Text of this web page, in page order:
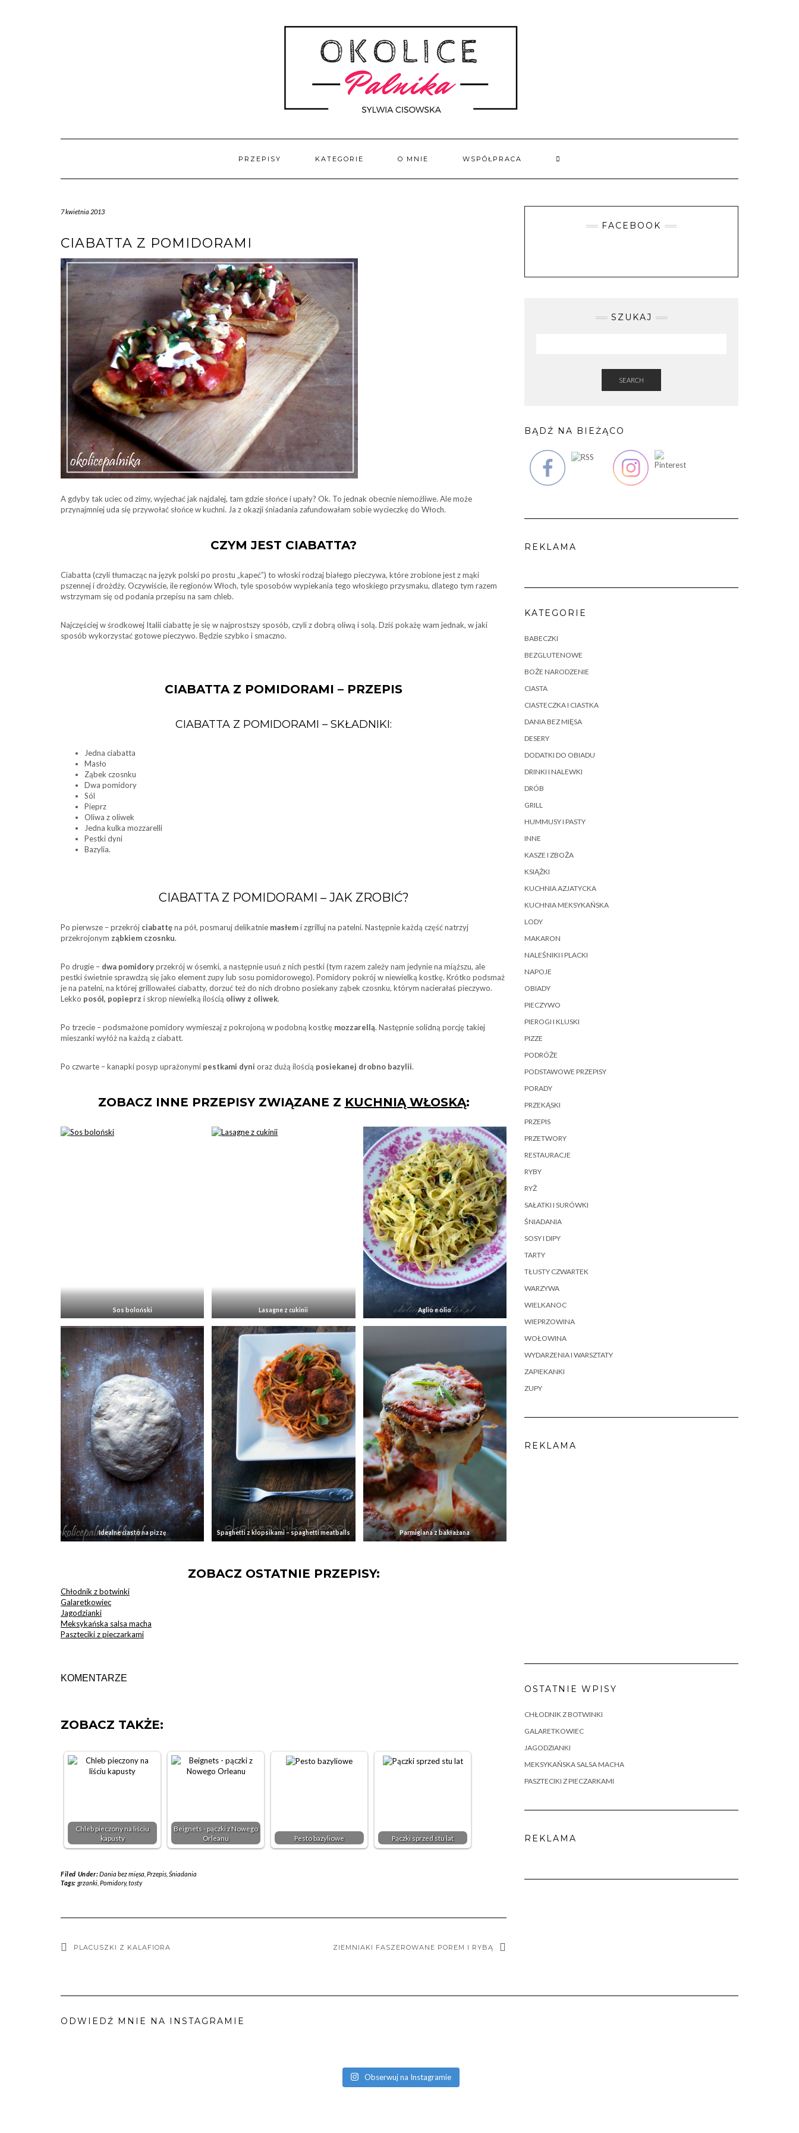
PRZEPISY KATEGORIE O MNIE WSPÓŁPRACA
7 kwietnia 2013
CIABATTA Z POMIDORAMI
A gdyby tak uciec od zimy, wyjechać jak najdalej, tam gdzie słońce i upały? Ok. To jednak obecnie niemożliwe. Ale może
przynajmniej uda się przywołać słońce w kuchni. Ja z okazji śniadania zafundowałam sobie wycieczkę do Włoch.
CZYM JEST CIABATTA?
Ciabatta (czyli tłumacząc na język polski po prostu „kapeć”) to włoski rodzaj białego pieczywa, które zrobione jest z mąki
pszennej i drożdży. Oczywiście, ile regionów Włoch, tyle sposobów wypiekania tego włoskiego przysmaku, dlatego tym razem
wstrzymam się od podania przepisu na sam chleb.
Najczęściej w środkowej Italii ciabattę je się w najprostszy sposób, czyli z dobrą oliwą i solą. Dziś pokażę wam jednak, w jaki
sposób wykorzystać gotowe pieczywo. Będzie szybko i smaczno.
CIABATTA Z POMIDORAMI – PRZEPIS
CIABATTA Z POMIDORAMI – SKŁADNIKI:
Jedna ciabatta
Masło
Ząbek czosnku
Dwa pomidory
Sól
Pieprz
Oliwa z oliwek
Jedna kulka mozzarelli
Pestki dyni
Bazylia.
CIABATTA Z POMIDORAMI – JAK ZROBIĆ?
Po pierwsze – przekrój ciabattęna pół, posmaruj delikatnie masłemi zgrilluj na patelni. Następnie każdą część natrzyj
przekrojonym ząbkiem czosnku.
Po drugie – dwa pomidoryprzekrój w ósemki, a następnie usuń z nich pestki (tym razem zależy nam jedynie na miąższu, ale
pestki świetnie sprawdzą się jako element zupy lub sosu pomidorowego). Pomidory pokrój w niewielką kostkę. Krótko podsmaż
je na patelni, na której grillowałeś ciabatty, dorzuć też do nich drobno posiekany ząbek czosnku, którym nacierałaś pieczywo.
Lekko posól, popieprz i skrop niewielką ilością oliwy z oliwek.
Po trzecie – podsmażone pomidory wymieszaj z pokrojoną w podobną kostkę mozzarellą. Następnie solidną porcję takiej
mieszanki wyłóż na każdą z ciabatt.
Po czwarte – kanapki posyp uprażonymi pestkami dyni oraz dużą ilością posiekanej drobno bazylii.
ZOBACZ INNE PRZEPISY ZWIĄZANE Z KUCHNIĄ WŁOSKĄ:
Sos boloński Lasagne z cukinii Aglio e olio
Idealne ciasto na pizzę Spaghetti z klopsikami – spaghetti meatballs Parmigiana z bakłażana
ZOBACZ OSTATNIE PRZEPISY:
Chłodnik z botwinki
Galaretkowiec
Jagodzianki
Meksykańska salsa macha
Paszteciki z pieczarkami
KOMENTARZE
ZOBACZ TAKŻE:
Chleb pieczony na liściu
kapusty
Beignets - pączki z Nowego
Orleanu
Pesto bazyliowe Pączki sprzed stu lat
Filed Under:Dania bez mięsa Przepis, Śniadania
Tags: grzanki, Pomidory,tosty
PLACUSZKI Z KALAFIORA ZIEMNIAKI FASZEROWANE POREM I RYBĄ
FACEBOOK
SZUKAJ
SEARCH
BĄDŹ NA BIEŻĄCO
REKLAMA
KATEGORIE
BABECZKI
BEZGLUTENOWE
BOŻE NARODZENIE
CIASTA
CIASTECZKA I CIASTKA
DANIA BEZ MIĘSA
DESERY
DODATKI DO OBIADU
DRINKI I NALEWKI
DRÓB
GRILL
HUMMUSY I PASTY
INNE
KASZE I ZBOŻA
KSIĄŻKI
KUCHNIA AZJATYCKA
KUCHNIA MEKSYKAŃSKA
LODY
MAKARON
NALEŚNIKI I PLACKI
NAPOJE
OBIADY
PIECZYWO
PIEROGI I KLUSKI
PIZZE
PODRÓŻE
PODSTAWOWE PRZEPISY
PORADY
PRZEKĄSKI
PRZEPIS
PRZETWORY
RESTAURACJE
RYBY
RYŻ
SAŁATKI I SURÓWKI
ŚNIADANIA
SOSY I DIPY
TARTY
TŁUSTY CZWARTEK
WARZYWA
WIELKANOC
WIEPRZOWINA
WOŁOWINA
WYDARZENIA I WARSZTATY
ZAPIEKANKI
ZUPY
REKLAMA
OSTATNIE WPISY
CHŁODNIK Z BOTWINKI
GALARETKOWIEC
JAGODZIANKI
MEKSYKAŃSKA SALSA MACHA
PASZTECIKI Z PIECZARKAMI
REKLAMA
ODWIEDŹ MNIE NA INSTAGRAMIE
Obserwuj na Instagramie